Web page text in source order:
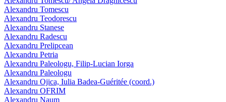
Alexandru Tomescu
Alexandru Teodorescu
Alexandru Stanese
Alexandru Radescu
Alexandru Prelipcean
Alexandru Petria
Alexandru Paleologu, Filip-Lucian Iorga
Alexandru Paleologu
Alexandru Ojica, Iulia Badea-Guéritée (coord.)
Alexandru OFRIM
Alexandru Naum